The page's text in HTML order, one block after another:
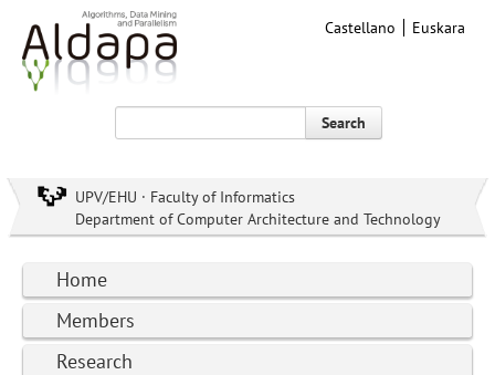
Castellano Euskara
Search
UPV/EHU · Faculty of Informatics
Department of Computer Architecture and Technology
Home
Members
Research